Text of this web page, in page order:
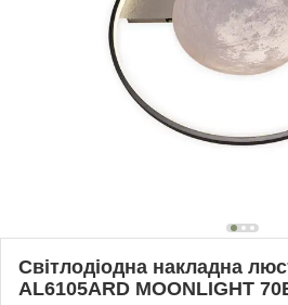
Світлодіодна накладна
AL6105ARD MOONLIGHT